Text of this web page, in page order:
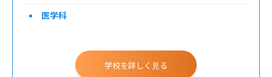
医学科
学校を詳しく見る